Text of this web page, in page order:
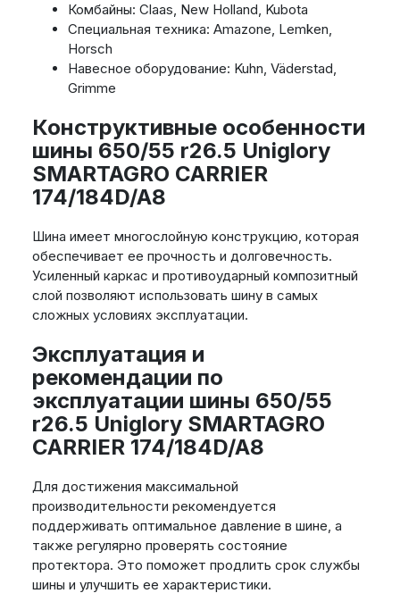
Комбайны: Claas, New Holland, Kubota
Специальная техника: Amazone, Lemken,
Horsch
Навесное оборудование: Kuhn, Väderstad,
Grimme
Конструктивные особенности
шины 650/55 r26.5 Uniglory
SMARTAGRO CARRIER
174/184D/A8
Шина имеет многослойную конструкцию, которая
обеспечивает ее прочность и долговечность.
Усиленный каркас и противоударный композитный
слой позволяют использовать шину в самых
сложных условиях эксплуатации.
Эксплуатация и
рекомендации по
эксплуатации шины 650/55
r26.5 Uniglory SMARTAGRO
CARRIER 174/184D/A8
Для достижения максимальной
производительности рекомендуется
поддерживать оптимальное давление в шине, а
также регулярно проверять состояние
протектора. Это поможет продлить срок службы
шины и улучшить ее характеристики.